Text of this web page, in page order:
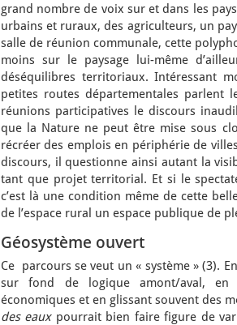
grand nombre de voix sur et dans les
urbains et ruraux, des agriculteurs, un
salle de réunion communale, cette
moins sur le paysage lui-même
déséquilibres territoriaux. Intéressant
petites routes départementales parlent
réunions participatives le discours
que la Nature ne peut être mise sous
récréer des emplois en périphérie de
discours, il questionne ainsi autant la
tant que projet territorial. Et si le
c’est là une condition même de cette
de l’espace rural un espace publique de
Géosystème ouvert
Ce parcours se veut un « système » (3).
sur fond de logique amont/aval, en
économiques et en glissant souvent des
des eauxpourrait bien faire figure de